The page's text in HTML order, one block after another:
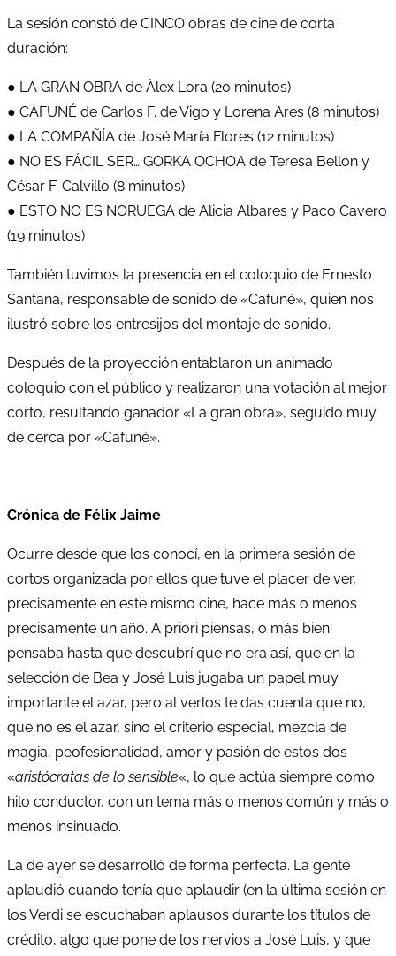
La sesión constó de CINCO obras de cine de corta
duración:
● LA GRAN OBRA de Àlex Lora (20 minutos)
● CAFUNÉ de Carlos F. de Vigo y Lorena Ares (8 minutos)
● LA COMPAÑÍA de José María Flores (12 minutos)
● NO ES FÁCIL SER… GORKA OCHOA de Teresa Bellón y
César F. Calvillo (8 minutos)
● ESTO NO ES NORUEGA de Alicia Albares y Paco Cavero
(19 minutos)
También tuvimos la presencia en el coloquio de Ernesto
Santana, responsable de sonido de «Cafuné», quien nos
ilustró sobre los entresijos del montaje de sonido.
Después de la proyección entablaron un animado
coloquio con el público y realizaron una votación al mejor
corto, resultando ganador «La gran obra», seguido muy
de cerca por «Cafuné».
Crónica de Félix Jaime
Ocurre desde que los conocí, en la primera sesión de
cortos organizada por ellos que tuve el placer de ver,
precisamente en este mismo cine, hace más o menos
precisamente un año. A priori piensas, o más bien
pensaba hasta que descubrí que no era así, que en la
selección de Bea y José Luis jugaba un papel muy
importante el azar, pero al verlos te das cuenta que no,
que no es el azar, sino el criterio especial, mezcla de
magia, peofesionalidad, amor y pasión de estos dos
«aristócratas de lo sensible«, lo que actúa siempre como
hilo conductor, con un tema más o menos común y más o
menos insinuado.
La de ayer se desarrolló de forma perfecta. La gente
aplaudió cuando tenía que aplaudir (en la última sesión en
los Verdi se escuchaban aplausos durante los títulos de
crédito, algo que pone de los nervios a José Luis, y que